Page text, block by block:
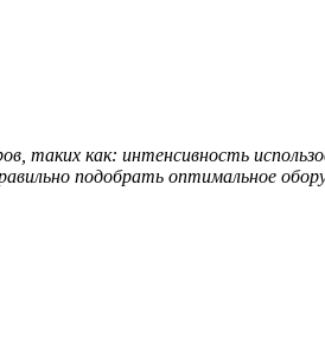
таких как: интенсивность
подобрать оптимальное